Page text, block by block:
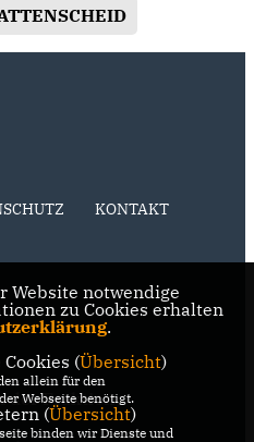
KONTAKT
der Fraktion
Website notwendige
zu Cookies erhalten
.
(Übersicht)
allein für den
Webseite benötigt.
(Übersicht)
binden wir Dienste und